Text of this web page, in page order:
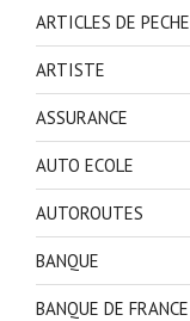
ARTICLES DE PECHE
ARTISTE
ASSURANCE
AUTO ECOLE
AUTOROUTES
BANQUE
BANQUE DE FRANCE